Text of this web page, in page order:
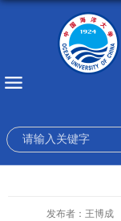
发布者：王博成